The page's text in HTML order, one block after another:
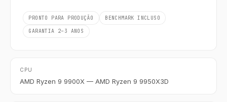
PRONTO PARA PRODUÇÃO BENCHMARK INCLUSO
GARANTIA 2–3 ANOS
CPU
AMD Ryzen 9 9900X — AMD Ryzen 9 9950X3D